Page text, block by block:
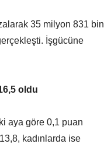
35 milyon 831 bin
İşgücüne
oldu
aya göre 0,1 puan
kadınlarda ise